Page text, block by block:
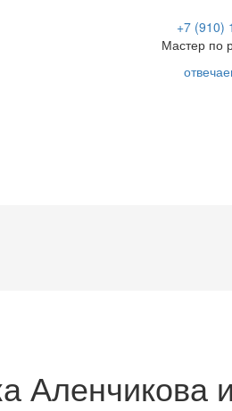
+7 (910)
Мастер по
Аленчикова